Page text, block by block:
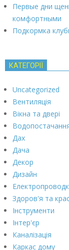
Первые дни
комфортными
Подкормка
КАТЕГОРІЇ
Uncategorized
Вентиляція
Вікна та двері
Дах
Дача
Декор
Дизайн
Здоров'я та
Інструменти
Інтер'єр
Каналізація
Каркас дому